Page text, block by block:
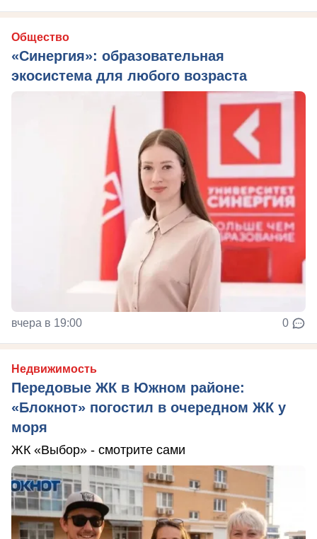
Общество
«Синергия»: образовательная
экосистема для любого возраста
вчера в 19:00 0
Недвижимость
Передовые ЖК в Южном районе:
«Блокнот» погостил в очередном ЖК у
моря
ЖК «Выбор» - смотрите сами